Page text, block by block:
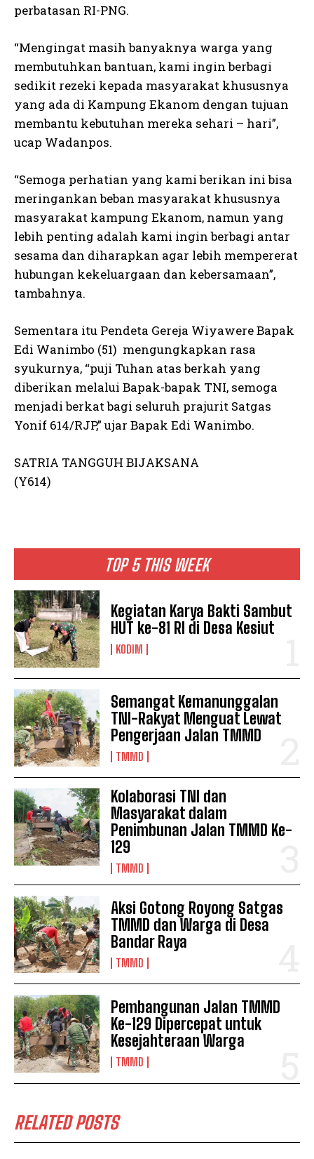
TOP 5 THIS WEEK
Kegiatan Karya Bakti Sambut
HUT ke-81 RI di Desa Kesiut
KODIM
Semangat Kemanunggalan
TNI-Rakyat Menguat Lewat
Pengerjaan Jalan TMMD
TMMD
Kolaborasi TNI dan
Masyarakat dalam
Penimbunan Jalan TMMD Ke-
129
TMMD
Aksi Gotong Royong Satgas
TMMD dan Warga di Desa
Bandar Raya
TMMD
Pembangunan Jalan TMMD
Ke-129 Dipercepat untuk
Kesejahteraan Warga
TMMD
RELATED POSTS
perbatasan RI-PNG.
“Mengingat masih banyaknya warga yang
membutuhkan bantuan, kami ingin berbagi
sedikit rezeki kepada masyarakat khususnya
yang ada di Kampung Ekanom dengan tujuan
membantu kebutuhan mereka sehari – hari”,
ucap Wadanpos.
“Semoga perhatian yang kami berikan ini bisa
meringankan beban masyarakat khususnya
masyarakat kampung Ekanom, namun yang
lebih penting adalah kami ingin berbagi antar
sesama dan diharapkan agar lebih mempererat
hubungan kekeluargaan dan kebersamaan”,
tambahnya.
Sementara itu Pendeta Gereja Wiyawere Bapak
Edi Wanimbo (51) mengungkapkan rasa
syukurnya, “puji Tuhan atas berkah yang
diberikan melalui Bapak-bapak TNI, semoga
menjadi berkat bagi seluruh prajurit Satgas
Yonif 614/RJP,” ujar Bapak Edi Wanimbo.
SATRIA TANGGUH BIJAKSANA
(Y614)